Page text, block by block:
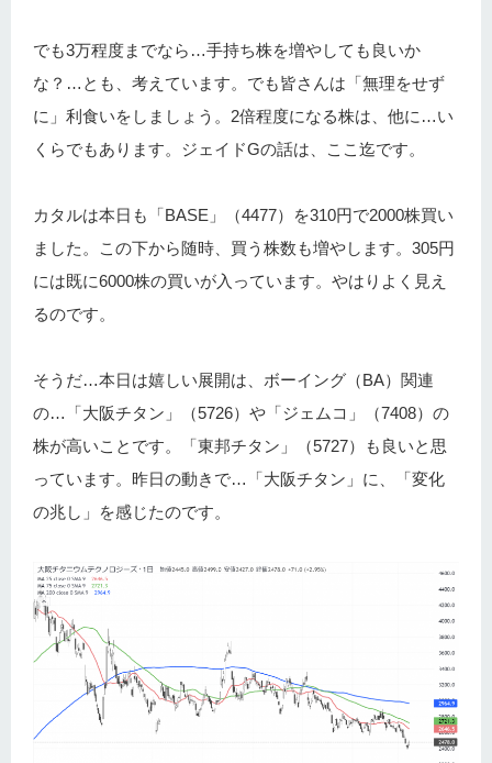
でも3万程度までなら…手持ち株を増やしても良いか
な？…とも、考えています。でも皆さんは「無理をせず
に」利食いをしましょう。2倍程度になる株は、他に…い
くらでもあります。ジェイドGの話は、ここ迄です。
カタルは本日も「BASE」（4477）を310円で2000株買い
ました。この下から随時、買う株数も増やします。305円
には既に6000株の買いが入っています。やはりよく見え
るのです。
そうだ…本日は嬉しい展開は、ボーイング（BA）関連
の…「大阪チタン」（5726）や「ジェムコ」（7408）の
株が高いことです。「東邦チタン」（5727）も良いと思
っています。昨日の動きで…「大阪チタン」に、「変化
の兆し」を感じたのです。